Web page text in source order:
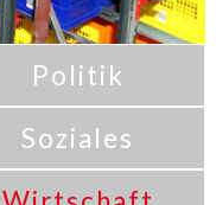
Politik
Soziales